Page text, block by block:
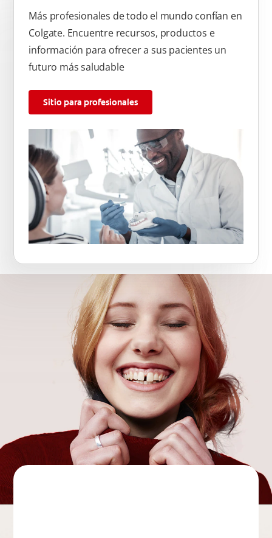
Más profesionales de todo el mundo confían en
Colgate. Encuentre recursos, productos e
información para ofrecer a sus pacientes un
futuro más saludable
Sitio para profesionales